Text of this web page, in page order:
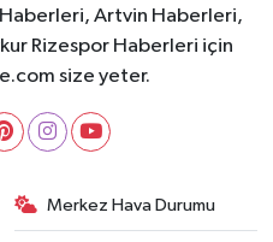
Haberleri, Artvin Haberleri,
Rizespor Haberleri için
size yeter.
Merkez Hava Durumu